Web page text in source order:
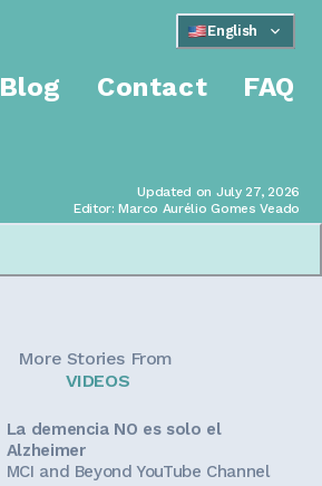
English
Updated on July 27, 2026
Editor: Marco Aurélio Gomes Veado
Blog Contact FAQ
More Stories From
VIDEOS
La demencia NO es solo el
Alzheimer
MCI and Beyond YouTube Channel